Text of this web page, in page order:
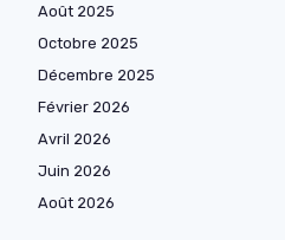
Août 2025
Octobre 2025
Décembre 2025
Février 2026
Avril 2026
Juin 2026
Août 2026